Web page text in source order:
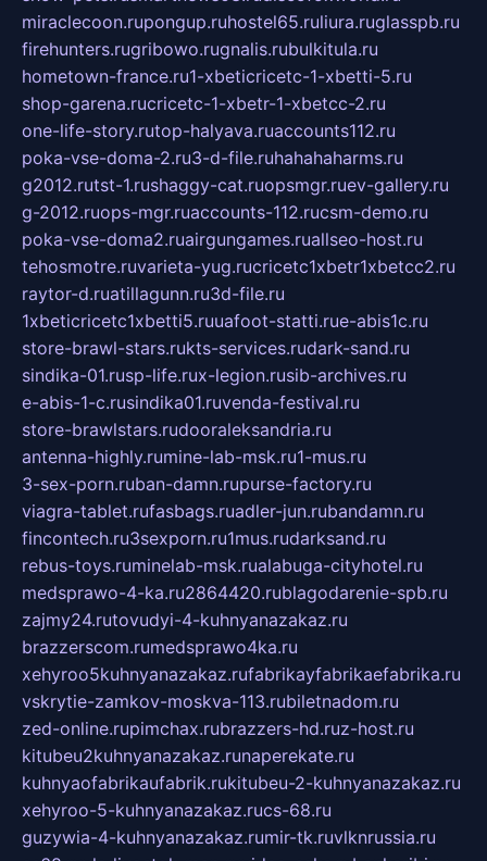
miraclecoon.rupongup.ruhostel65.ruliura.ruglasspb.ru
firehunters.rugribowo.rugnalis.rubulkitula.ru
hometown-france.ru1-xbeticricetc-1-xbetti-5.ru
shop-garena.rucricetc-1-xbetr-1-xbetcc-2.ru
one-life-story.rutop-halyava.ruaccounts112.ru
poka-vse-doma-2.ru3-d-file.ruhahahaharms.ru
g2012.rutst-1.rushaggy-cat.ruopsmgr.ruev-gallery.ru
g-2012.ruops-mgr.ruaccounts-112.rucsm-demo.ru
poka-vse-doma2.ruairgungames.ruallseo-host.ru
tehosmotre.ruvarieta-yug.rucricetc1xbetr1xbetcc2.ru
raytor-d.ruatillagunn.ru3d-file.ru
1xbeticricetc1xbetti5.ruuafoot-statti.rue-abis1c.ru
store-brawl-stars.rukts-services.rudark-sand.ru
sindika-01.rusp-life.rux-legion.rusib-archives.ru
e-abis-1-c.rusindika01.ruvenda-festival.ru
store-brawlstars.rudooraleksandria.ru
antenna-highly.rumine-lab-msk.ru1-mus.ru
3-sex-porn.ruban-damn.rupurse-factory.ru
viagra-tablet.rufasbags.ruadler-jun.rubandamn.ru
fincontech.ru3sexporn.ru1mus.rudarksand.ru
rebus-toys.ruminelab-msk.rualabuga-cityhotel.ru
medsprawo-4-ka.ru2864420.rublagodarenie-spb.ru
zajmy24.rutovudyi-4-kuhnyanazakaz.ru
brazzerscom.rumedsprawo4ka.ru
xehyroo5kuhnyanazakaz.rufabrikayfabrikaefabrika.ru
vskrytie-zamkov-moskva-113.rubiletnadom.ru
zed-online.rupimchax.rubrazzers-hd.ruz-host.ru
kitubeu2kuhnyanazakaz.runaperekate.ru
kuhnyaofabrikaufabrik.rukitubeu-2-kuhnyanazakaz.ru
xehyroo-5-kuhnyanazakaz.rucs-68.ru
guzywia-4-kuhnyanazakaz.rumir-tk.ruvlknrussia.ru